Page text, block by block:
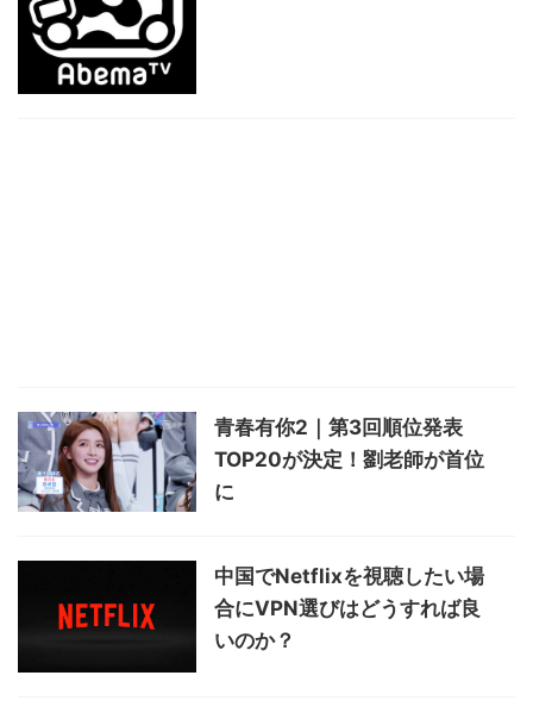
青春有你2｜第3回順位発表
TOP20が決定！劉老師が首位
に
中国でNetflixを視聴したい場
合にVPN選びはどうすれば良
いのか？